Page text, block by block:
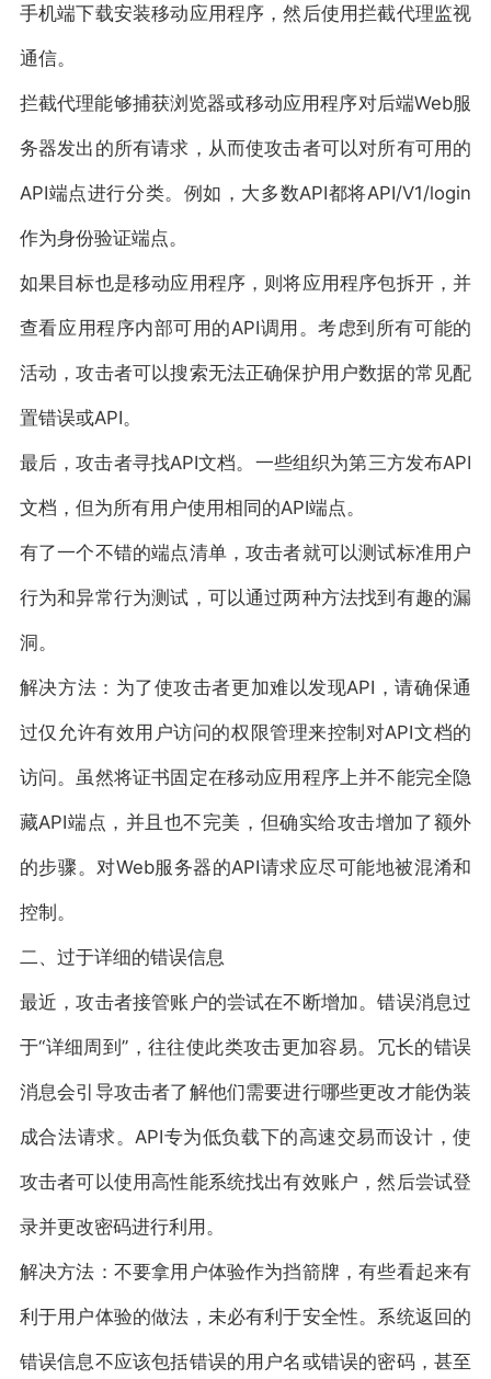
手机端下载安装移动应用程序，然后使用拦截代理监视
通信。
拦截代理能够捕获浏览器或移动应用程序对后端Web服
务器发出的所有请求，从而使攻击者可以对所有可用的
API端点进行分类。例如，大多数API都将API/V1/login
作为身份验证端点。
如果目标也是移动应用程序，则将应用程序包拆开，并
查看应用程序内部可用的API调用。考虑到所有可能的
活动，攻击者可以搜索无法正确保护用户数据的常见配
置错误或API。
最后，攻击者寻找API文档。一些组织为第三方发布API
文档，但为所有用户使用相同的API端点。
有了一个不错的端点清单，攻击者就可以测试标准用户
行为和异常行为测试，可以通过两种方法找到有趣的漏
洞。
解决方法：为了使攻击者更加难以发现API，请确保通
过仅允许有效用户访问的权限管理来控制对API文档的
访问。虽然将证书固定在移动应用程序上并不能完全隐
藏API端点，并且也不完美，但确实给攻击增加了额外
的步骤。对Web服务器的API请求应尽可能地被混淆和
控制。
二、过于详细的错误信息
最近，攻击者接管账户的尝试在不断增加。错误消息过
于“详细周到”，往往使此类攻击更加容易。冗长的错误
消息会引导攻击者了解他们需要进行哪些更改才能伪装
成合法请求。API专为低负载下的高速交易而设计，使
攻击者可以使用高性能系统找出有效账户，然后尝试登
录并更改密码进行利用。
解决方法：不要拿用户体验作为挡箭牌，有些看起来有
利于用户体验的做法，未必有利于安全性。系统返回的
错误信息不应该包括错误的用户名或错误的密码，甚至